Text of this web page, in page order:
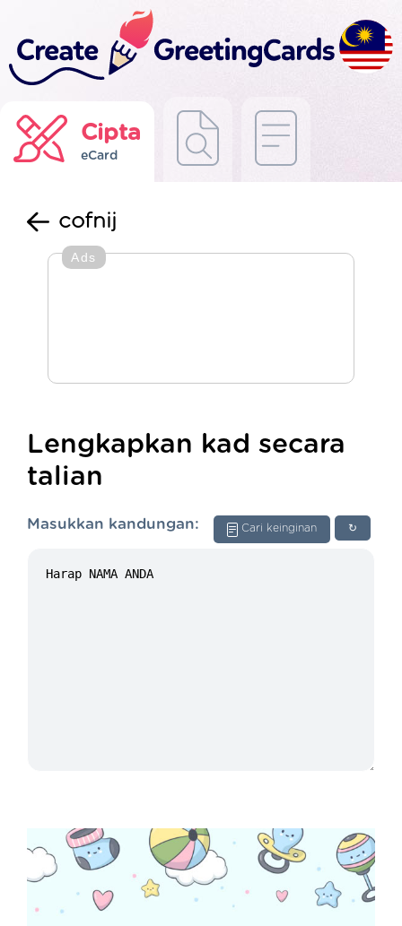
Cipta
eCard
cofnij
Ads
Lengkapkan kad secara
talian
↻
Cari keinginan
Masukkan kandungan: